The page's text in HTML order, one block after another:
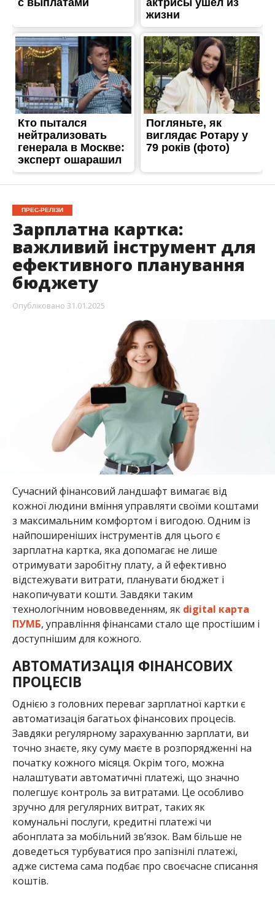
ПРЕС-РЕЛІЗИ
Зарплатна картка:
важливий інструмент для
ефективного планування
бюджету
Опубліковано 31.01.2025
Сучасний фінансовий ландшафт вимагає від
кожної людини вміння управляти своїми коштами
з максимальним комфортом і вигодою. Одним із
найпоширеніших інструментів для цього є
зарплатна картка, яка допомагає не лише
отримувати заробітну плату, а й ефективно
відстежувати витрати, планувати бюджет і
накопичувати кошти. Завдяки таким
технологічним нововведенням, як digital карта
ПУМБ, управління фінансами стало ще простішим і
доступнішим для кожного.
АВТОМАТИЗАЦІЯ ФІНАНСОВИХ
ПРОЦЕСІВ
Однією з головних переваг зарплатної картки є
автоматизація багатьох фінансових процесів.
Завдяки регулярному зарахуванню зарплати, ви
точно знаєте, яку суму маєте в розпорядженні на
початку кожного місяця. Окрім того, можна
налаштувати автоматичні платежі, що значно
полегшує контроль за витратами. Це особливо
зручно для регулярних витрат, таких як
комунальні послуги, кредитні платежі чи
абонплата за мобільний зв’язок. Вам більше не
доведеться турбуватися про запізнілі платежі,
адже система сама подбає про своєчасне списання
коштів.